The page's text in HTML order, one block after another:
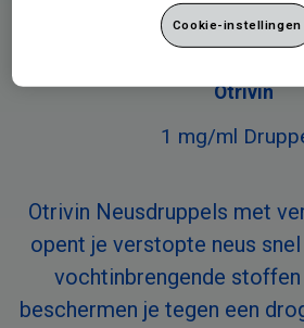
Otrivin
1 mg/ml
Otrivin Neusdruppels met
opent je verstopte neus snel
vochtinbrengende
beschermen je tegen een
Cookie-instellingen